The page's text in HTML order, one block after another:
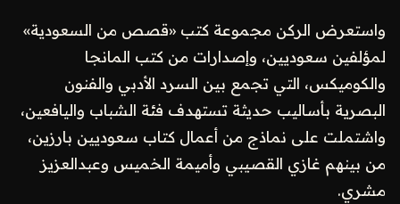
واستعرض الركن مجموعة كتب «قصص من السعودية»
لمؤلفين سعوديين، وإصدارات من كتب المانجا
والكوميكس، التي تجمع بين السرد الأدبي والفنون
البصرية بأساليب حديثة تستهدف فئة الشباب واليافعين،
واشتملت على نماذج من أعمال كتاب سعوديين بارزين،
من بينهم غازي القصيبي وأميمة الخميس وعبدالعزيز
مشري.